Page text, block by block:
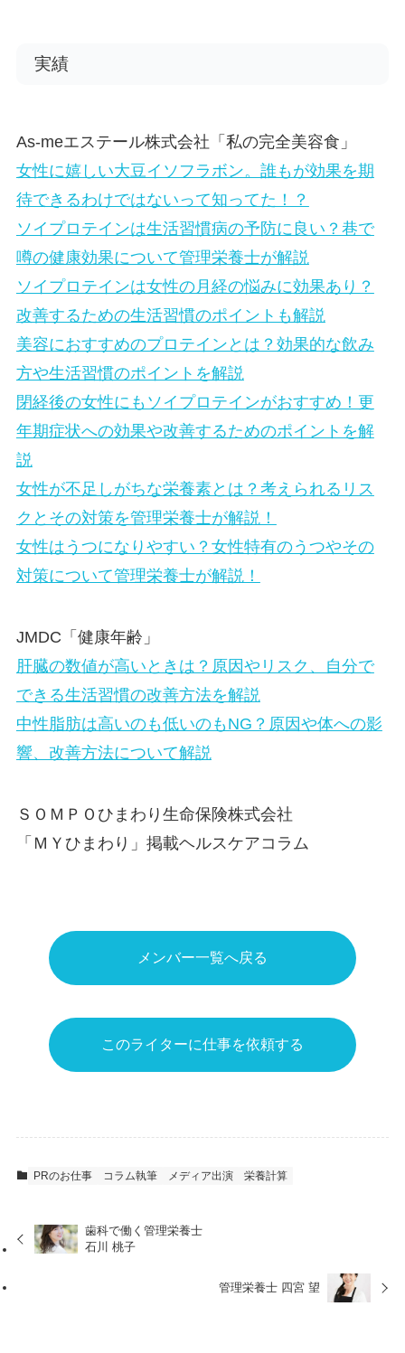
実績
As-meエステール株式会社「私の完全美容食」
女性に嬉しい大豆イソフラボン。誰もが効果を期
待できるわけではないって知ってた！？
ソイプロテインは生活習慣病の予防に良い？巷で
噂の健康効果について管理栄養士が解説
ソイプロテインは女性の月経の悩みに効果あり？
改善するための生活習慣のポイントも解説
美容におすすめのプロテインとは？効果的な飲み
方や生活習慣のポイントを解説
閉経後の女性にもソイプロテインがおすすめ！更
年期症状への効果や改善するためのポイントを解
説
女性が不足しがちな栄養素とは？考えられるリス
クとその対策を管理栄養士が解説！
女性はうつになりやすい？女性特有のうつやその
対策について管理栄養士が解説！
JMDC「健康年齢」
肝臓の数値が高いときは？原因やリスク、自分で
できる生活習慣の改善方法を解説
中性脂肪は高いのも低いのもNG？原因や体への影
響、改善方法について解説
ＳＯＭＰＯひまわり生命保険株式会社
「ＭＹひまわり」掲載ヘルスケアコラム
メンバー一覧へ戻る
このライターに仕事を依頼する
PRのお仕事 コラム執筆 メディア出演 栄養計算
歯科で働く管理栄養士
石川 桃子
管理栄養士 四宮 望